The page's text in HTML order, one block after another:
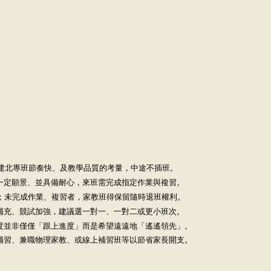
專班節奏快、及教學品質的考量，中途不插班。
願景、並具備耐心，來班需完成指定作業與複習。
完成作業、複習者，家教班得保留隨時退班權利。
、競試加強，建議選一對一、一對二或更小班次。
非僅僅「跟上進度」而是希望遠遠地「遙遙領先」。
、兼職物理家教、或線上補習班等以節省家長開支。